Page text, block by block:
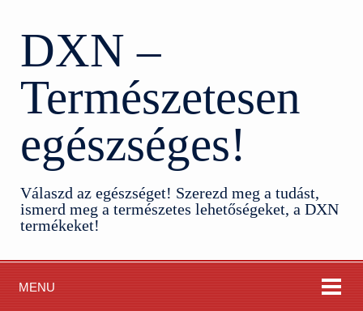
DXN –
Természetesen
egészséges!
Válaszd az egészséget! Szerezd meg a tudást,
ismerd meg a természetes lehetőségeket, a DXN
termékeket!
MENU